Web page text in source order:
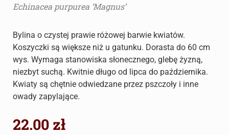
Echinacea purpurea ‘Magnus’
Bylina o czystej prawie różowej barwie kwiatów.
Koszyczki są większe niż u gatunku. Dorasta do 60 cm
wys. Wymaga stanowiska słonecznego, glebę żyzną,
niezbyt suchą. Kwitnie długo od lipca do października.
Kwiaty są chętnie odwiedzane przez pszczoły i inne
owady zapylające.
22.00 zł